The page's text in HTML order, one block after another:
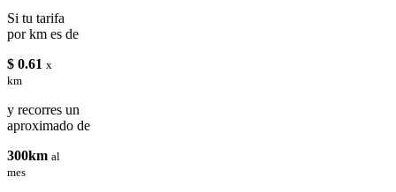
Si tu tarifa
por km es de
$ 0.61 x
km
y recorres un
aproximado de
300km al
mes